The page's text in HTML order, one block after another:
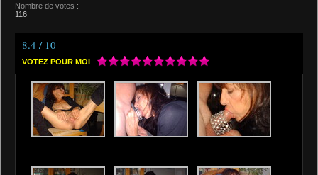
Nombre de votes :
116
8.4 / 10
VOTEZ POUR MOI